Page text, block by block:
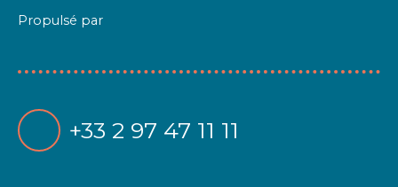
Propulsé par
+33 2 97 47 11 11